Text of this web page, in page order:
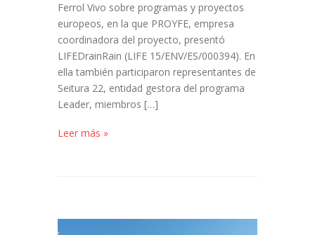
Ferrol Vivo sobre programas y proyectos
europeos, en la que PROYFE, empresa
coordinadora del proyecto, presentó
LIFEDrainRain (LIFE 15/ENV/ES/000394). En
ella también participaron representantes de
Seitura 22, entidad gestora del programa
Leader, miembros […]
Leer más »